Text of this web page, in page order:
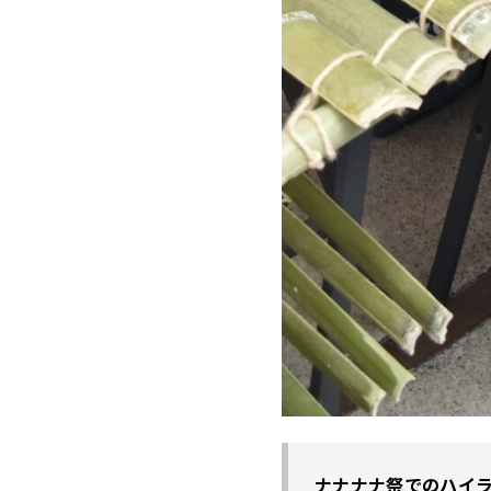
ナナナナ祭でのハイ